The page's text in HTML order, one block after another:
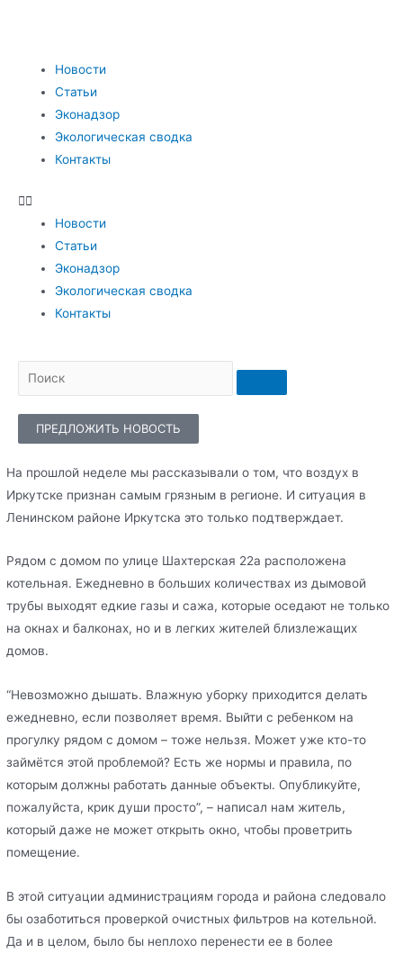
Новости
Статьи
Эконадзор
Экологическая сводка
Контакты
Новости
Статьи
Эконадзор
Экологическая сводка
Контакты
ПРЕДЛОЖИТЬ НОВОСТЬ
На прошлой неделе мы рассказывали о том, что воздух в
Иркутске признан самым грязным в регионе. И ситуация в
Ленинском районе Иркутска это только подтверждает.
Рядом с домом по улице Шахтерская 22а расположена
котельная. Ежедневно в больших количествах из дымовой
трубы выходят едкие газы и сажа, которые оседают не только
на окнах и балконах, но и в легких жителей близлежащих
домов.
“Невозможно дышать. Влажную уборку приходится делать
ежедневно, если позволяет время. Выйти с ребенком на
прогулку рядом с домом – тоже нельзя. Может уже кто-то
займётся этой проблемой? Есть же нормы и правила, по
которым должны работать данные объекты. Опубликуйте,
пожалуйста, крик души просто”, – написал нам житель,
который даже не может открыть окно, чтобы проветрить
помещение.
В этой ситуации администрациям города и района следовало
бы озаботиться проверкой очистных фильтров на котельной.
Да и в целом, было бы неплохо перенести ее в более